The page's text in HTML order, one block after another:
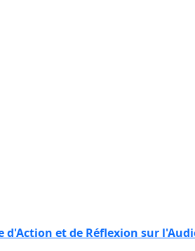
d'Action et de Réflexion sur